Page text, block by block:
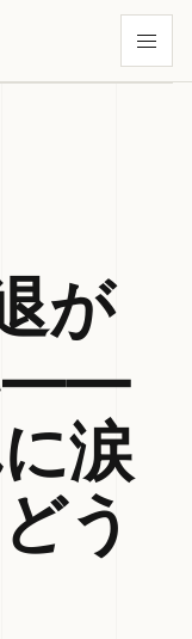
が
——
涙
う